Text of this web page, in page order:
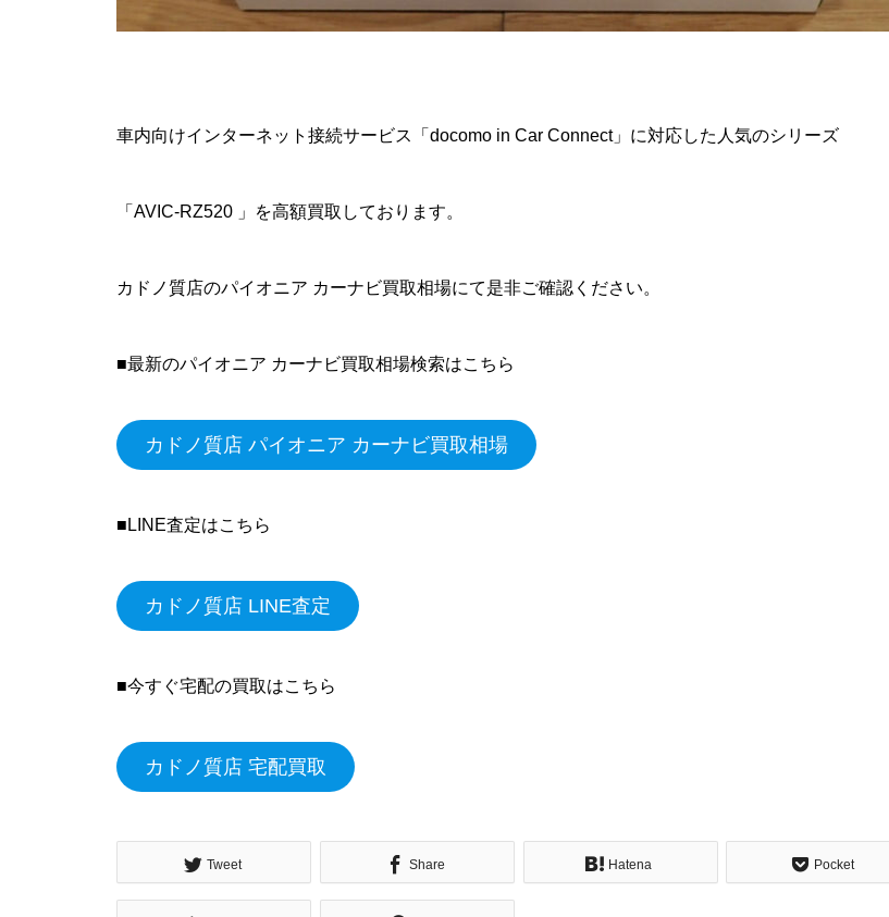
車内向けインターネット接続サービス「docomo in Car Connect」に対応した人気のシリーズ
「AVIC-RZ520 」を高額買取しております。
カドノ質店のパイオニア カーナビ買取相場にて是非ご確認ください。
■最新のパイオニア カーナビ買取相場検索はこちら
カドノ質店 パイオニア カーナビ買取相場
■LINE査定はこちら
カドノ質店 LINE査定
■今すぐ宅配の買取はこちら
カドノ質店 宅配買取
Tweet Share Hatena Pocket